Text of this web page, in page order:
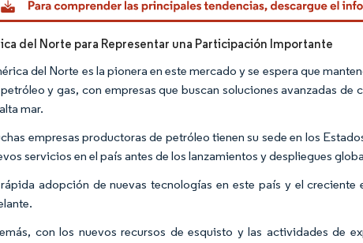
del Norte para Representar una Participación Importante
del Norte es la pionera en este mercado y se espera que
y gas, con empresas que buscan soluciones avanzadas
mar.
empresas productoras de petróleo tienen su sede en los
servicios en el país antes de los lanzamientos y despliegues
adopción de nuevas tecnologías en este país y el
con los nuevos recursos de esquisto y las actividades de